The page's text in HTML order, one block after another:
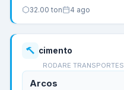
32.00 ton 4 ago
cimento
RODARE TRANSPORTES
Arcos